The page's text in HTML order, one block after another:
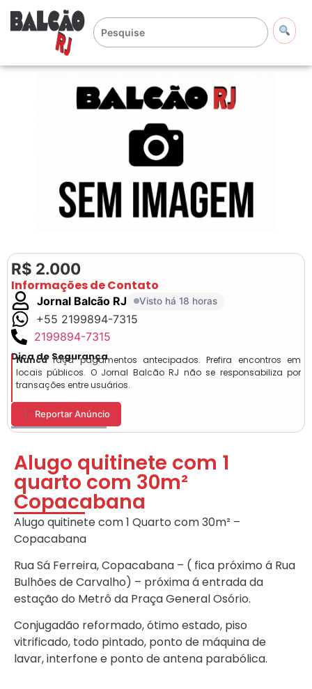
R$ 2.000
Informações de Contato
Jornal Balcão RJ Visto há 18 horas
+55 2199894-7315
2199894-7315
Dica de Segurança
Nuncafaça pagamentos antecipados. Prefira encontros em
locais públicos. O Jornal Balcão RJ não se responsabiliza por
transações entre usuários.
Reportar Anúncio
Alugo quitinete com 1
quarto com 30m²
Copacabana
Alugo quitinete com 1 Quarto com 30m² –
Copacabana
Rua Sá Ferreira, Copacabana – ( fica próximo á Rua
Bulhões de Carvalho) – próxima á entrada da
estação do Metrô da Praça General Osório.
Conjugadão reformado, ótimo estado, piso
vitrificado, todo pintado, ponto de máquina de
lavar, interfone e ponto de antena parabólica.